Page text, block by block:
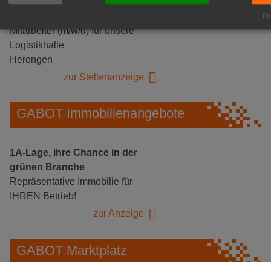
Mitarbeiter (m/w/d) für unsere
Logistikhalle
Herongen
zur Stellenanzeige
GABOT Immobilienangebote
1A-Lage, ihre Chance in der
grünen Branche
Repräsentative Immobilie für
IHREN Betrieb!
zur Anzeige
GABOT Marktplatz